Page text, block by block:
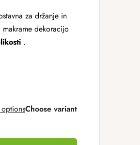
za držanje in
dekoracijo
.
Choose variant